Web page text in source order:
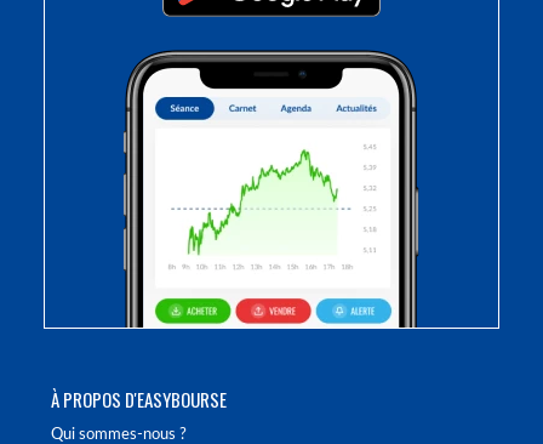
À PROPOS D'EASYBOURSE
Qui sommes-nous ?